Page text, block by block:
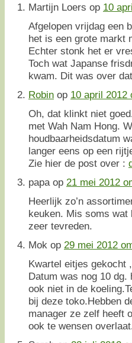
Martijn Loers op 10
Afgelopen vrijdag een
het is een grote markt
Echter stonk het er
Toch wat Japanse
kwam. Dit was over
Robin op 10 april 2012
Oh, dat klinkt niet
met Wah Nam Hong.
houdbaarheidsdatum
langer eens op een
Zie hier de post over :
papa op 21 mei 2012
Heerlijk zo’n
keuken. Mis soms wat
zeer tevreden.
Mok op 29 mei 2012
Kwartel eitjes gekocht
Datum was nog 10
ook niet in de
bij deze toko.Hebben
manager ze zelf heeft
ook te wensen